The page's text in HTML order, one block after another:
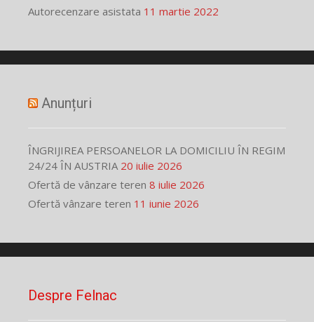
Autorecenzare asistata 11 martie 2022
Anunțuri
ÎNGRIJIREA PERSOANELOR LA DOMICILIU ÎN REGIM
24/24 ÎN AUSTRIA 20 iulie 2026
Ofertă de vânzare teren 8 iulie 2026
Ofertă vânzare teren 11 iunie 2026
Despre Felnac